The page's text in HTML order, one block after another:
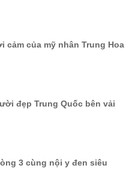
cảm của mỹ nhân Trung Hoa
đẹp Trung Quốc bên vải
3 cùng nội y đen siêu